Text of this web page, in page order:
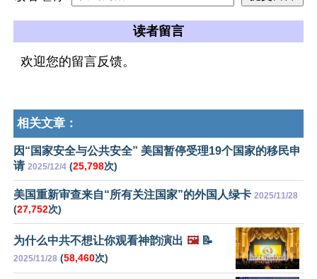
读者留言
欢迎您的留言反馈。
相关文章：
因“国家安全与公共安全” 美国暂停受理19个国家的移民申
请 2025/12/4 (25,798次)
美国重新审查来自“所有关注国家”的外国人绿卡 2025/11/28
(27,752次)
为什么中共不想让你观看神韵演出 🖼️📝
2025/11/28 (58,460次)